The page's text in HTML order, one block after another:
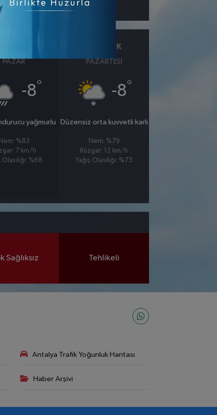
PAZAR
-8°
yağmurlu
Nem: %83
7 km/h
Olasılığı: %68
26 OCAK
PAZARTESI
-8°
Düzensiz orta kuvvetli karlı
Nem: %79
Rüzgar: 12 km/h
Yağış Olasılığı: %73
Sağlıksız Tehlikeli
Antalya Trafik Yoğunluk Haritası
Haber Arşivi